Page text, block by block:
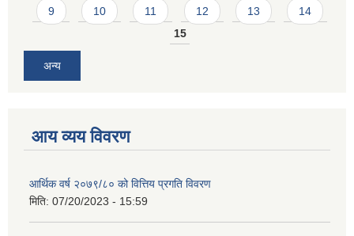
9 10 11 12 13
14
15
अन्य
आय व्यय विवरण
आर्थिक वर्ष २०७९/८० को वित्तिय प्रगति विवरण
मिति: 07/20/2023 - 15:59